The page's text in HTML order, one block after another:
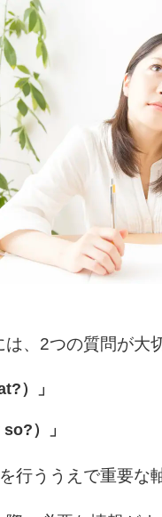
、2つの質問が大
）」
）」
行ううえで重要な